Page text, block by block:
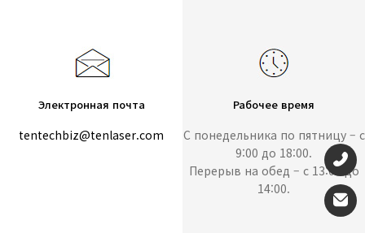
Электронная почта
tentechbiz@tenlaser.com
Рабочее время
С понедельника по пятницу – с
9:00 до 18:00.
Перерыв на обед – с 13:00 до
14:00.